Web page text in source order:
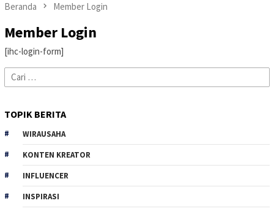
Beranda Member Login
Member Login
[ihc-login-form]
Cari
untuk:
TOPIK BERITA
WIRAUSAHA
KONTEN KREATOR
INFLUENCER
INSPIRASI